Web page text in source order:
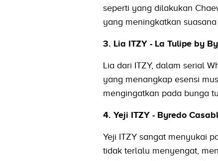
seperti yang dilakukan
yang meningkatkan
3. Lia ITZY - La Tulipe by
Lia dari ITZY, dalam serial
yang menangkap esensi
mengingatkan pada bunga
4. Yeji ITZY - Byredo
Yeji ITZY sangat menyukai
tidak terlalu menyengat,